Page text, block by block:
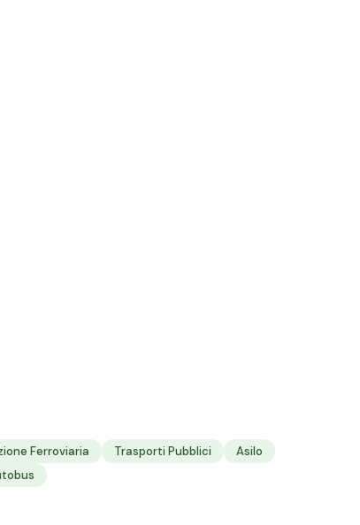
Ferroviaria Trasporti Pubblici
Asilo